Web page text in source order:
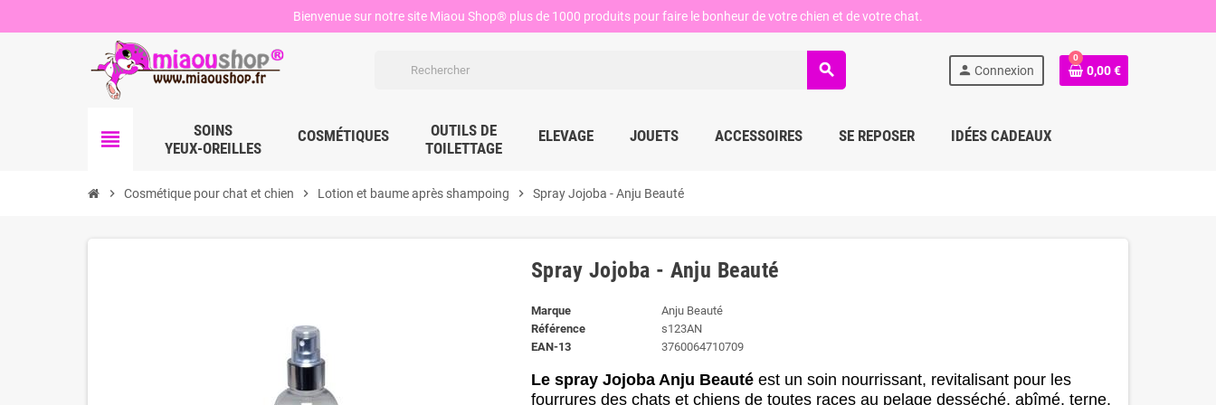
Bienvenue sur notre site Miaou Shop® plus de 1000 produits pour faire le bonheur de votre chien et de votre chat.
person Connexion
0
0,00 €
search
view_headline
SOINS
YEUX-OREILLES
COSMÉTIQUES
OUTILS DE
TOILETTAGE
ELEVAGE JOUETS ACCESSOIRES SE REPOSER IDÉES CADEAUX
chevron_right Cosmétique pour chat et chien chevron_right Lotion et baume après shampoing chevron_right Spray Jojoba - Anju Beauté
Spray Jojoba - Anju Beauté
Marque
Anju Beauté
Référence
s123AN
EAN-13
3760064710709
Le spray Jojoba Anju Beauté est un soin nourrissant, revitalisant pour les
fourrures des chats et chiens de toutes races au pelage desséché, abîmé, terne.